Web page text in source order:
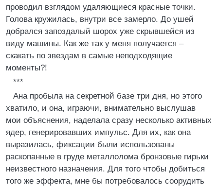
проводил взглядом удаляющиеся красные точки.
Голова кружилась, внутри все замерло. До ушей
добрался запоздалый шорох уже скрывшейся из
виду машины. Как же так у меня получается –
скакать по звездам в самые неподходящие
моменты?!
***
Ана пробыла на секретной базе три дня, но этого
хватило, и она, играючи, внимательно выслушав
мои объяснения, наделала сразу несколько активных
ядер, генерировавших импульс. Для их, как она
выразилась, фиксации были использованы
раскопанные в груде металлолома бронзовые гирьки
неизвестного назначения. Для того чтобы добиться
того же эффекта, мне бы потребовалось соорудить